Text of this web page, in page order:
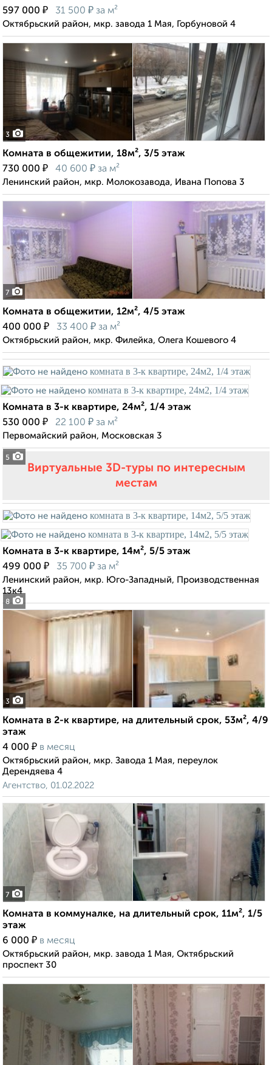
597 000 ₽ 31 500 ₽ за м²
Октябрьский район, мкр. завода 1 Мая, Горбуновой 4
3
Комната в общежитии, 18м², 3/5 этаж
730 000 ₽ 40 600 ₽ за м²
Ленинский район, мкр. Молокозавода, Ивана Попова 3
7
Комната в общежитии, 12м², 4/5 этаж
400 000 ₽ 33 400 ₽ за м²
Октябрьский район, мкр. Филейка, Олега Кошевого 4
5
Комната в 3-к квартире, 24м², 1/4 этаж
530 000 ₽ 22 100 ₽ за м²
Первомайский район, Московская 3
Виртуальные 3D-туры по интересным
местам
8
Комната в 3-к квартире, 14м², 5/5 этаж
499 000 ₽ 35 700 ₽ за м²
Ленинский район, мкр. Юго-Западный, Производственная
13к4
3
Комната в 2-к квартире, на длительный срок, 53м², 4/9
этаж
4 000 ₽ в месяц
Октябрьский район, мкр. Завода 1 Мая, переулок
Дерендяева 4
Агентство, 01.02.2022
7
Комната в коммуналке, на длительный срок, 11м², 1/5
этаж
6 000 ₽ в месяц
Октябрьский район, мкр. завода 1 Мая, Октябрьский
проспект 30